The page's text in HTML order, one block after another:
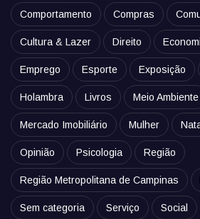
Comportamento Compras
Cultura & Lazer Direito
Emprego Esporte Exposição
Holambra Livros Meio Ambiente
Mercado Imobiliário Mulher
Opinião Psicologia Região
Região Metropolitana de Campinas
Sem categoria Serviço Social